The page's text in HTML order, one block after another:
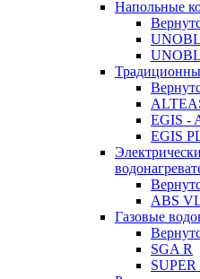
Напольные
EGIS -
EGIS
ABS
Газовые
SGA R
SUPER